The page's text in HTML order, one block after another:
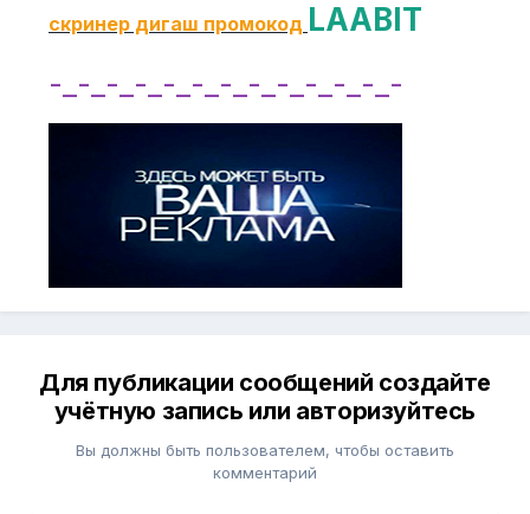
скринер дигаш промокод LAABIT
-_-_-_-_-_-_-_-_-_-_-_-_-
Для публикации сообщений создайте
учётную запись или авторизуйтесь
Вы должны быть пользователем, чтобы оставить
комментарий